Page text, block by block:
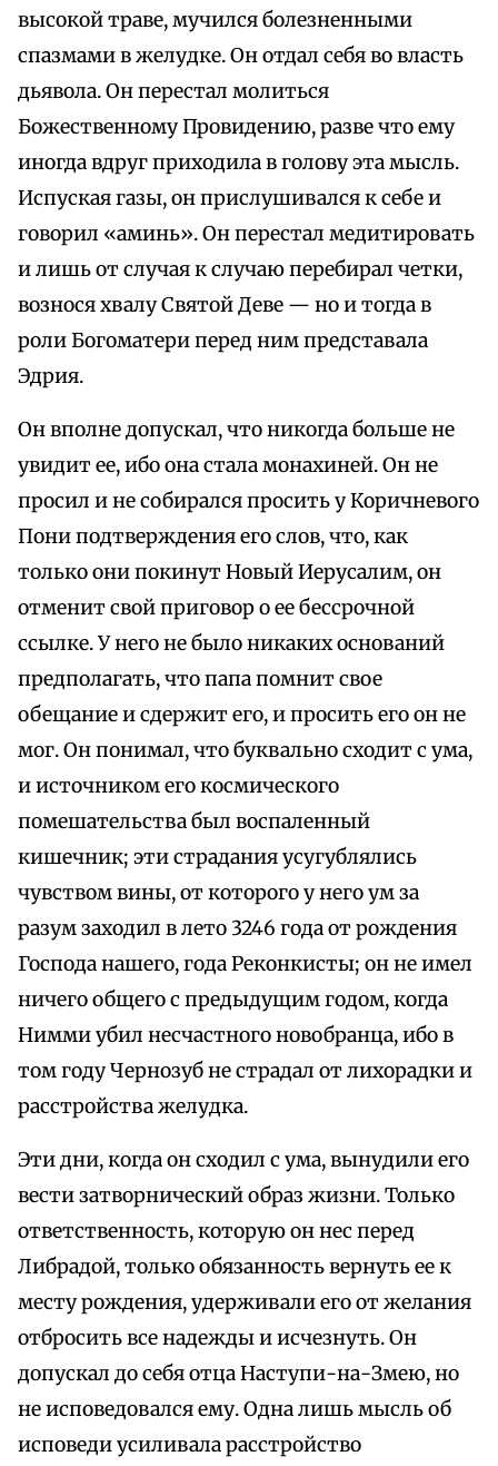
высокой траве, мучился болезненными
спазмами в желудке. Он отдал себя во власть
дьявола. Он перестал молиться
Божественному Провидению, разве что ему
иногда вдруг приходила в голову эта мысль.
Испуская газы, он прислушивался к себе и
говорил «аминь». Он перестал медитировать
и лишь от случая к случаю перебирал четки,
вознося хвалу Святой Деве — но и тогда в
роли Богоматери перед ним представала
Эдрия.
Он вполне допускал, что никогда больше не
увидит ее, ибо она стала монахиней. Он не
просил и не собирался просить у Коричневого
Пони подтверждения его слов, что, как
только они покинут Новый Иерусалим, он
отменит свой приговор о ее бессрочной
ссылке. У него не было никаких оснований
предполагать, что папа помнит свое
обещание и сдержит его, и просить его он не
мог. Он понимал, что буквально сходит с ума,
и источником его космического
помешательства был воспаленный
кишечник; эти страдания усугублялись
чувством вины, от которого у него ум за
разум заходил в лето 3246 года от рождения
Господа нашего, года Реконкисты; он не имел
ничего общего с предыдущим годом, когда
Нимми убил несчастного новобранца, ибо в
том году Чернозуб не страдал от лихорадки и
расстройства желудка.
Эти дни, когда он сходил с ума, вынудили его
вести затворнический образ жизни. Только
ответственность, которую он нес перед
Либрадой, только обязанность вернуть ее к
месту рождения, удерживали его от желания
отбросить все надежды и исчезнуть. Он
допускал до себя отца Наступи-на-Змею, но
не исповедовался ему. Одна лишь мысль об
исповеди усиливала расстройство